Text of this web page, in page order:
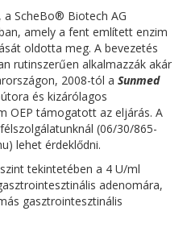
a ScheBo® Biotech AG
amely a fent említett enzim
oldotta meg. A bevezetés
rutinszerűen alkalmazzák akár
2008-tól a Sunmed
és kizárólagos
OEP támogatott az eljárás. A
(06/30/865-
lehet érdeklődni.
tekintetében a 4 U/ml
adenomára,
gasztrointesztinális